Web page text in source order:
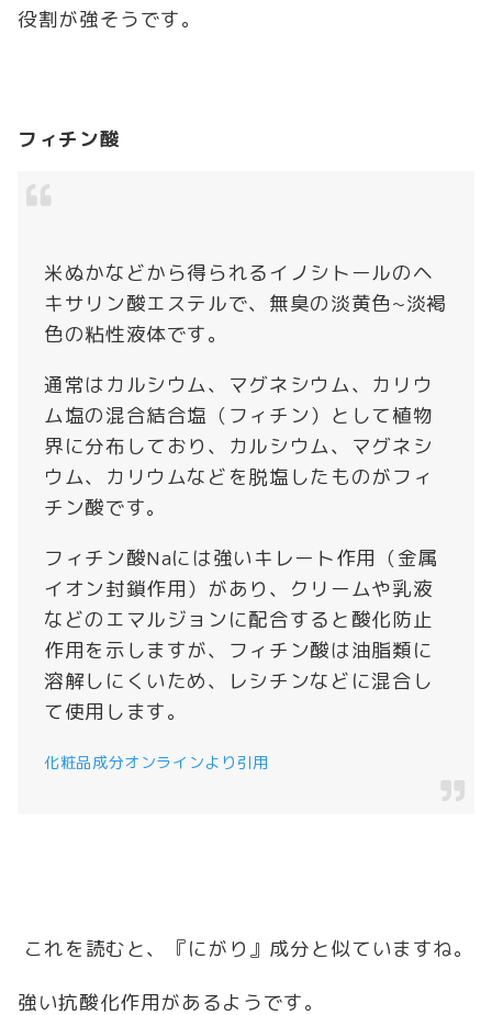
役割が強そうです。
フィチン酸
米ぬかなどから得られるイノシトールのヘ
キサリン酸エステルで、無臭の淡黄色~淡褐
色の粘性液体です。
通常はカルシウム、マグネシウム、カリウ
ム塩の混合結合塩（フィチン）として植物
界に分布しており、カルシウム、マグネシ
ウム、カリウムなどを脱塩したものがフィ
チン酸です。
フィチン酸Naには強いキレート作用（金属
イオン封鎖作用）があり、クリームや乳液
などのエマルジョンに配合すると酸化防止
作用を示しますが、フィチン酸は油脂類に
溶解しにくいため、レシチンなどに混合し
て使用します。
化粧品成分オンラインより引用
これを読むと、『にがり』成分と似ていますね。
強い抗酸化作用があるようです。